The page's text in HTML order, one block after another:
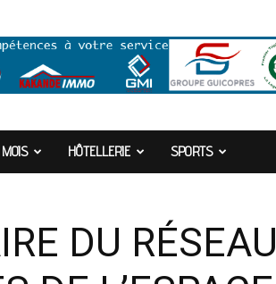
HÔTELLERIE SPORTS
DU RÉSEAU